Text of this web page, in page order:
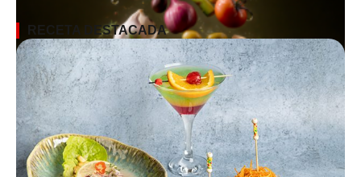
RECETA DESTACADA